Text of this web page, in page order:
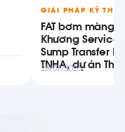
GIẢI PHÁP KỸ
FAT bơm màng
Khương
Sump Transfer
TNHA, dự án
28/07/2026